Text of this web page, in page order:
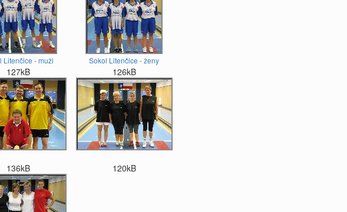
Litenčice - muži
127kB
Sokol Litenčice - ženy
126kB
136kB 120kB